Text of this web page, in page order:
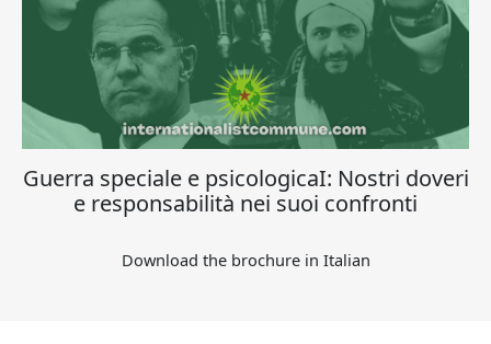
Guerra speciale e psicologicaI: Nostri doveri
e responsabilità nei suoi confronti
Download the brochure in Italian